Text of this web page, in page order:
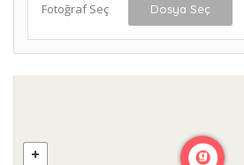
Fotoğraf Seç Dosya Seç